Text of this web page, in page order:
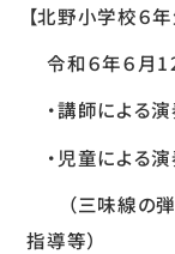
【北野小学校
令和６年６月
・講師による演
・児童による
（三味線の弾
指導等）